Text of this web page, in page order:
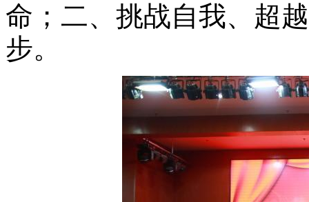
命；二、挑战自我、超
步。